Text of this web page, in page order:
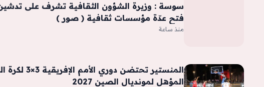
سوسة : وزيرة الشؤون الثقافية تشرف على
فتح عدّة مؤسسات ثقافية ( صور )
منذ ساعة
المنستير تحتضن دوري الأمم
المؤهل لمونديال الصين 2027